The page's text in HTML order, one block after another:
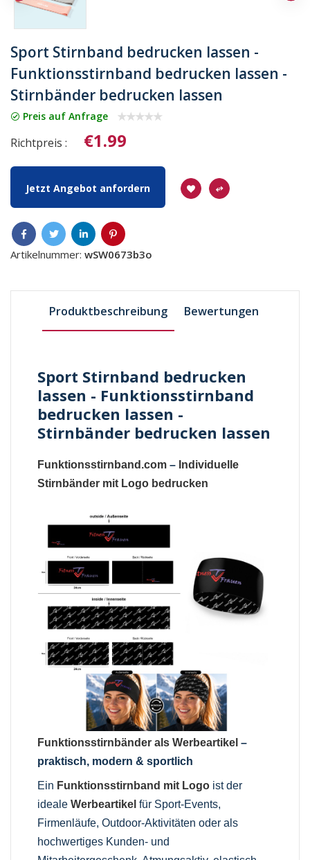
Sport Stirnband bedrucken lassen -
Funktionsstirnband bedrucken lassen -
Stirnbänder bedrucken lassen
Preis auf Anfrage
Richtpreis : €1.99
Jetzt Angebot anfordern
Artikelnummer: wSW0673b3o
Produktbeschreibung Bewertungen
Sport Stirnband bedrucken
lassen - Funktionsstirnband
bedrucken lassen -
Stirnbänder bedrucken lassen
Funktionsstirnband.com – Individuelle
Stirnbänder mit Logo bedrucken
Funktionsstirnbänder als Werbeartikel –
praktisch, modern & sportlich
Ein Funktionsstirnband mit Logo ist der
idealeWerbeartikel für Sport-Events,
Firmenläufe, Outdoor-Aktivitäten oder als
hochwertiges Kunden- und